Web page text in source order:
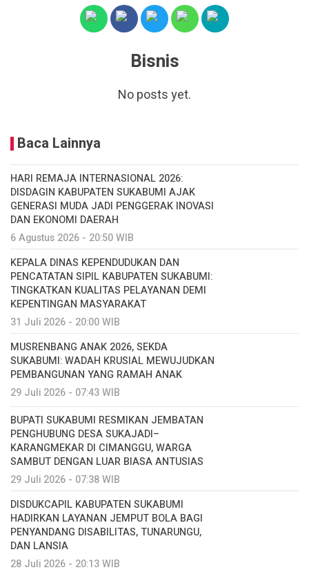
Bisnis
No posts yet.
Baca Lainnya
HARI REMAJA INTERNASIONAL 2026:
DISDAGIN KABUPATEN SUKABUMI AJAK
GENERASI MUDA JADI PENGGERAK INOVASI
DAN EKONOMI DAERAH
6 Agustus 2026 - 20:50 WIB
KEPALA DINAS KEPENDUDUKAN DAN
PENCATATAN SIPIL KABUPATEN SUKABUMI:
TINGKATKAN KUALITAS PELAYANAN DEMI
KEPENTINGAN MASYARAKAT
31 Juli 2026 - 20:00 WIB
MUSRENBANG ANAK 2026, SEKDA
SUKABUMI: WADAH KRUSIAL MEWUJUDKAN
PEMBANGUNAN YANG RAMAH ANAK
29 Juli 2026 - 07:43 WIB
BUPATI SUKABUMI RESMIKAN JEMBATAN
PENGHUBUNG DESA SUKAJADI–
KARANGMEKAR DI CIMANGGU, WARGA
SAMBUT DENGAN LUAR BIASA ANTUSIAS
29 Juli 2026 - 07:38 WIB
DISDUKCAPIL KABUPATEN SUKABUMI
HADIRKAN LAYANAN JEMPUT BOLA BAGI
PENYANDANG DISABILITAS, TUNARUNGU,
DAN LANSIA
28 Juli 2026 - 20:13 WIB